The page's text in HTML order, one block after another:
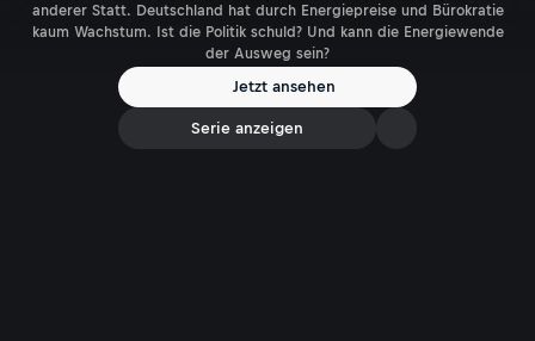
anderer Statt. Deutschland hat durch Energiepreise und Bürokratie
kaum Wachstum. Ist die Politik schuld? Und kann die Energiewende
der Ausweg sein?
Jetzt ansehen
Serie anzeigen